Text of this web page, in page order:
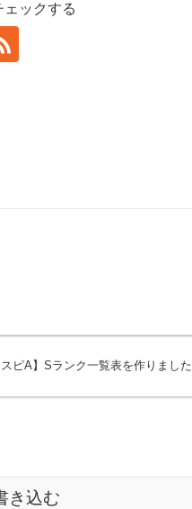
ックする
スピA】Sランク一覧表を作りました
き込む